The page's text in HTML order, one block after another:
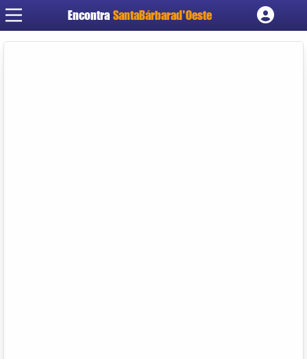
Encontra SantaBárbarad'Oeste
Cadastrar empresa